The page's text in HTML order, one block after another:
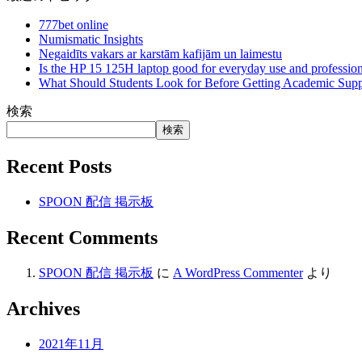
777bet online
Numismatic Insights
Negaidīts vakars ar karstām kafijām un laimestu
Is the HP 15 125H laptop good for everyday use and
What Should Students Look for Before Getting Academic
検索
検索
Recent Posts
SPOON 配信 掲示板
Recent Comments
SPOON 配信 掲示板 に A WordPress Commenterより
Archives
2021年11月